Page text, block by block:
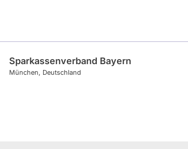
Sparkassenverband Bayern
München Deutschland